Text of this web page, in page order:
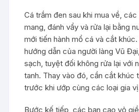
Cá trắm đen sau khi mua về,
mang, đánh vẩy và rửa lại bằng
mới tiến hành mổ cá và cắt
hướng dẫn của người làng Vũ
sạch, tuyệt đối không rửa lại với
tanh. Thay vào đó, cần cắt khúc
trước khi ướp cùng các loại gia
Bước kế tiếp, các bạn cạo vỏ